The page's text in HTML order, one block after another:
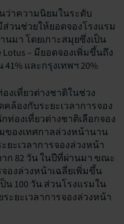
นว่าความนิยมในระดับ
วนช่วยให้ยอดจองโรงแรม
มา โดยเกาะสมุยซึ่งเป็น
– มียอดจองเพิ่มขึ้นถึง
และกรุงเทพฯ 20%
งเที่ยวต่างชาติในช่วง
ล้องกับระยะเวลาการจอง
องเที่ยวต่างชาติเลือกจอง
องเทศกาลล่วงหน้านาน
ยะเวลาการจองล่วงหน้า
าก 82 วัน ในปีที่ผ่านมา ขณะ
องล่วงหน้าเฉลี่ยเพิ่มขึ้น
น 100 วัน ส่วนโรงแรมใน
ะยะเวลาการจองล่วงหน้า